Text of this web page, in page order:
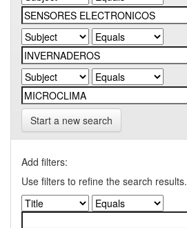
Start a new search
Add filters:
Use filters to refine the search results.